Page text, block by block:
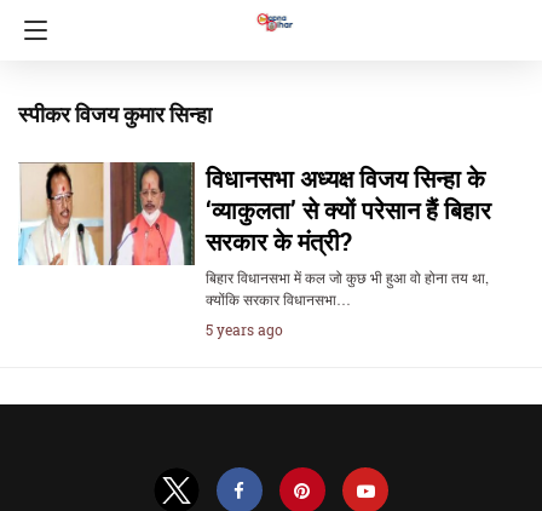
स्पीकर विजय कुमार सिन्हा
विधानसभा अध्यक्ष विजय सिन्हा के
‘व्याकुलता’ से क्यों परेसान हैं बिहार
सरकार के मंत्री?
बिहार विधानसभा में कल जो कुछ भी हुआ वो होना तय था,
क्योंकि सरकार विधानसभा…
5 years ago